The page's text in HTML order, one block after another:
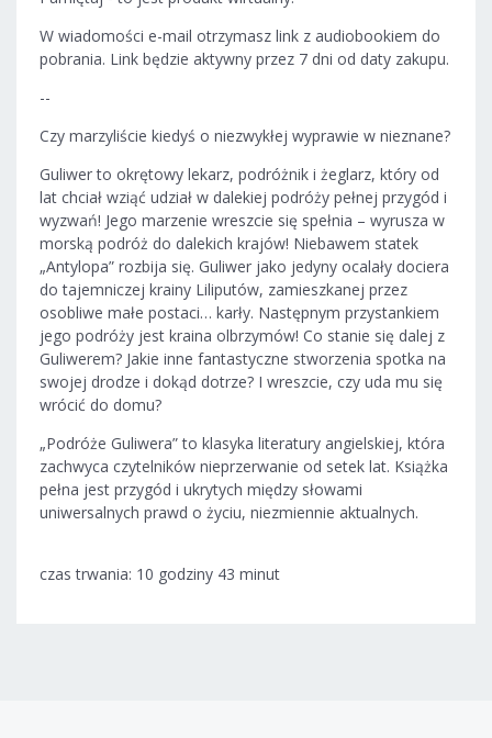
W wiadomości e-mail otrzymasz link z audiobookiem do
pobrania. Link będzie aktywny przez 7 dni od daty zakupu.
--
Czy marzyliście kiedyś o niezwykłej wyprawie w nieznane?
Guliwer to okrętowy lekarz, podróżnik i żeglarz, który od
lat chciał wziąć udział w dalekiej podróży pełnej przygód i
wyzwań! Jego marzenie wreszcie się spełnia – wyrusza w
morską podróż do dalekich krajów! Niebawem statek
„Antylopa” rozbija się. Guliwer jako jedyny ocalały dociera
do tajemniczej krainy Liliputów, zamieszkanej przez
osobliwe małe postaci… karły. Następnym przystankiem
jego podróży jest kraina olbrzymów! Co stanie się dalej z
Guliwerem? Jakie inne fantastyczne stworzenia spotka na
swojej drodze i dokąd dotrze? I wreszcie, czy uda mu się
wrócić do domu?
„Podróże Guliwera” to klasyka literatury angielskiej, która
zachwyca czytelników nieprzerwanie od setek lat. Książka
pełna jest przygód i ukrytych między słowami
uniwersalnych prawd o życiu, niezmiennie aktualnych.
czas trwania: 10 godziny 43 minut